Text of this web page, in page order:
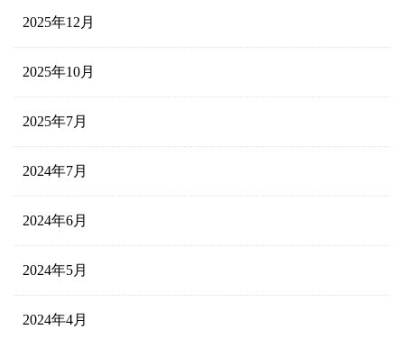
2025年12月
2025年10月
2025年7月
2024年7月
2024年6月
2024年5月
2024年4月